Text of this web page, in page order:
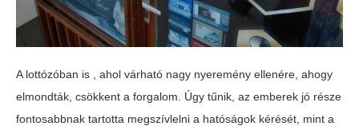
A lottózóban is , ahol várható nagy nyeremény ellenére, ahogy
elmondták, csökkent a forgalom. Úgy tűnik, az emberek jó része
fontosabbnak tartotta megszívlelni a hatóságok kérését, mint a